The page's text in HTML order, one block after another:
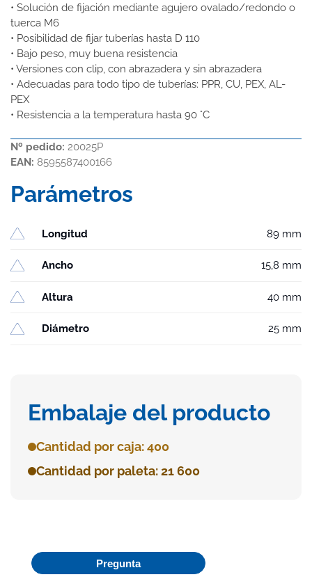
• Solución de fijación mediante agujero ovalado/redondo o
tuerca M6
• Posibilidad de fijar tuberías hasta D 110
• Bajo peso, muy buena resistencia
• Versiones con clip, con abrazadera y sin abrazadera
• Adecuadas para todo tipo de tuberías: PPR, CU, PEX, AL-
PEX
• Resistencia a la temperatura hasta 90 °C
Nº pedido: 20025P
EAN: 8595587400166
Parámetros
Longitud 89 mm
Ancho 15,8 mm
Altura 40 mm
Diámetro 25 mm
Embalaje del producto
Cantidad por caja: 400
Cantidad por paleta: 21 600
Pregunta